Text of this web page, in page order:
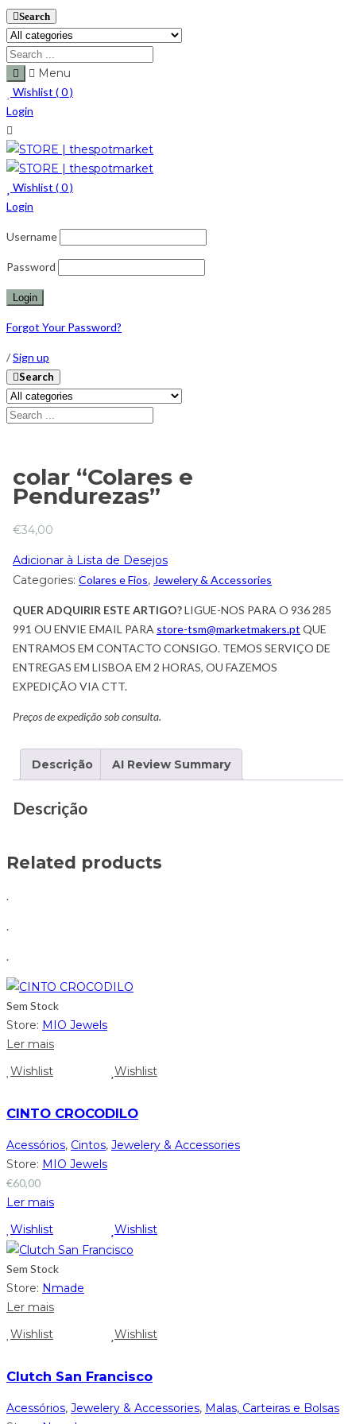
Search
Menu
Wishlist (0)
Login
Wishlist (0)
Login
Username
Password
Forgot Your Password?
/Sign up
Search
colar “Colares e
Pendurezas”
€34,00
Adicionar à Lista de Desejos
Categories: Colares e Fios, Jewelery & Accessories
QUER ADQUIRIR ESTE ARTIGO?LIGUE-NOS PARA O 936 285
991 OU ENVIE EMAIL PARA store-tsm@marketmakers.pt QUE
ENTRAMOS EM CONTACTO CONSIGO. TEMOS SERVIÇO DE
ENTREGAS EM LISBOA EM 2 HORAS, OU FAZEMOS
EXPEDIÇÃO VIA CTT.
Preços de expedição sob consulta.
Descrição AI Review Summary
Descrição
Related products
.
.
.
Sem Stock
Store: MIO Jewels
Ler mais
Wishlist
Wishlist
CINTO CROCODILO
Acessórios, Cintos, Jewelery & Accessories
Store: MIO Jewels
€60,00
Ler mais
Wishlist
Wishlist
Sem Stock
Store: Nmade
Ler mais
Wishlist
Wishlist
Clutch San Francisco
Acessórios, Jewelery & Accessories, Malas, Carteiras e Bolsas